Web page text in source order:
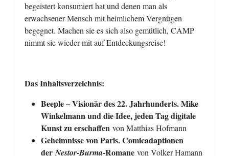
begeistert konsumiert hat und denen man als
erwachsener Mensch mit heimlichem Vergnügen
begegnet. Machen sie es sich also gemütlich, CAMP
nimmt sie wieder mit auf Entdeckungsreise!
Das Inhaltsverzeichnis:
Beeple – Visionär des 22. Jahrhunderts. Mike
Winkelmann und die Idee, jeden Tag digitale
Kunst zu erschaffen von Matthias Hofmann
Geheimnisse von Paris. Comicadaptionen
derNestor-Burma-Romane von Volker Hamann